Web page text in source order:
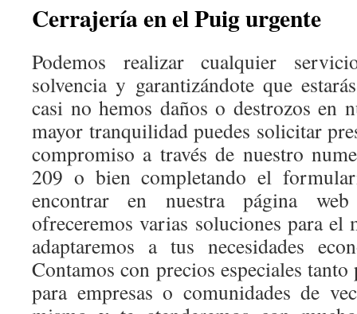
Cerrajería en el Puig urgente
Podemos realizar cualquier
solvencia y garantizándote que
casi no hemos daños o destrozos en
mayor tranquilidad puedes solicitar
compromiso a través de nuestro
209 o bien completando el
encontrar en nuestra página
ofreceremos varias soluciones para
adaptaremos a tus necesidades
Contamos con precios especiales
para empresas o comunidades de